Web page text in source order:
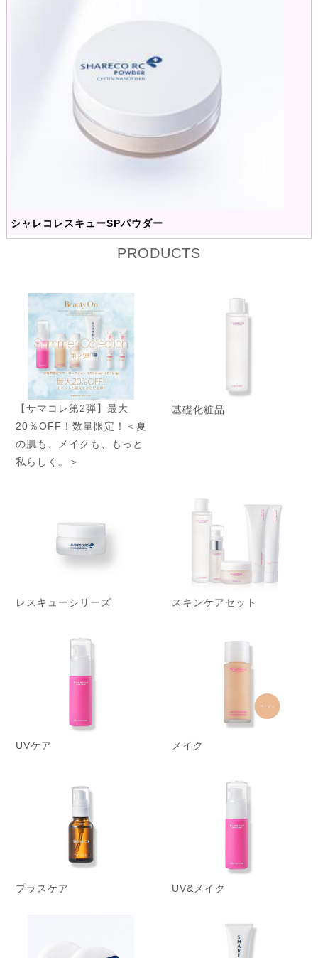
シャレコレスキューSPパウダー
PRODUCTS
【サマコレ第2弾】最大
20％OFF！数量限定！＜夏
の肌も、メイクも、もっと
私らしく。＞
基礎化粧品
レスキューシリーズ スキンケアセット
UVケア メイク
プラスケア UV&メイク